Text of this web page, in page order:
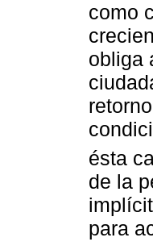
como
obliga
ésta
de la
para